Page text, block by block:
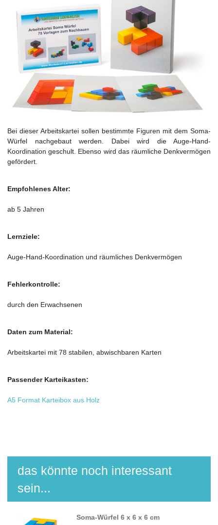
Bei dieser Arbeitskartei sollen bestimmte Figuren mit dem Soma-
Würfel nachgebaut werden. Dabei wird die Auge-Hand-
Koordination geschult. Ebenso wird das räumliche Denkvermögen
gefördert.
Empfohlenes Alter:
ab 5 Jahren
Lernziele:
Auge-Hand-Koordination und räumliches Denkvermögen
Fehlerkontrolle:
durch den Erwachsenen
Daten zum Material:
Arbeitskartei mit 78 stabilen, abwischbaren Karten
Passender Karteikasten:
A5 Format Karteibox aus Holz
das könnte noch interessant
sein...
Soma-Würfel 6 x 6 x 6 cm